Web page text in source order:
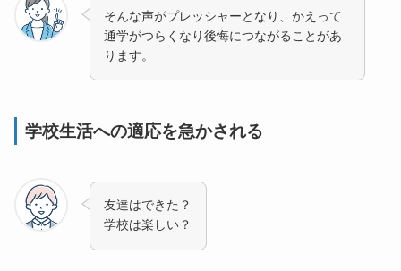
そんな声がプレッシャーとなり、かえって
通学がつらくなり後悔につながることがあ
ります。
学校生活への適応を急かされる
友達はできた？
学校は楽しい？